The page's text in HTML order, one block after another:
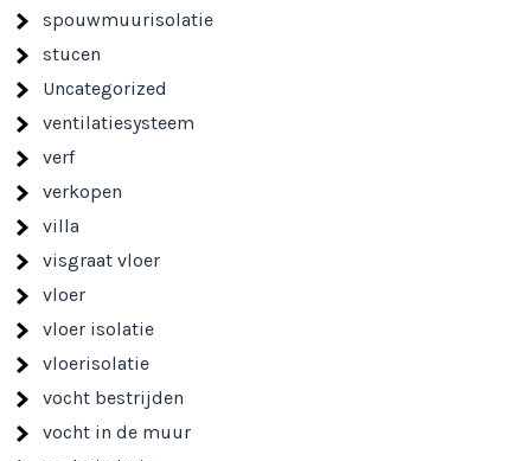
spouwmuurisolatie
stucen
Uncategorized
ventilatiesysteem
verf
verkopen
villa
visgraat vloer
vloer
vloer isolatie
vloerisolatie
vocht bestrijden
vocht in de muur